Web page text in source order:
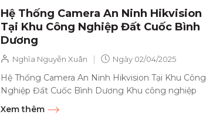
Hệ Thống Camera An Ninh Hikvision
Tại Khu Công Nghiệp Đất Cuốc Bình
Dương
Nghĩa Nguyễn Xuân Ngày 02/04/2025
Hệ Thống Camera An Ninh Hikvision Tại Khu Công
Nghiệp Đất Cuốc Bình Dương Khu công nghiệp
Đất Cuốc, Bình Dương, với tốc độ phát triển...
Xem thêm